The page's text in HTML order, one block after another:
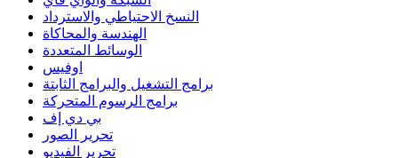
النسخ الاحتياطي والاسترداد
الهندسة والمحاكاة
الوسائط المتعددة
اوفيس
برامج التشغيل والبرامج الثابتة
برامج الرسوم المتحركة
بي دي إف
تحرير الصور
تحرير الفيديو